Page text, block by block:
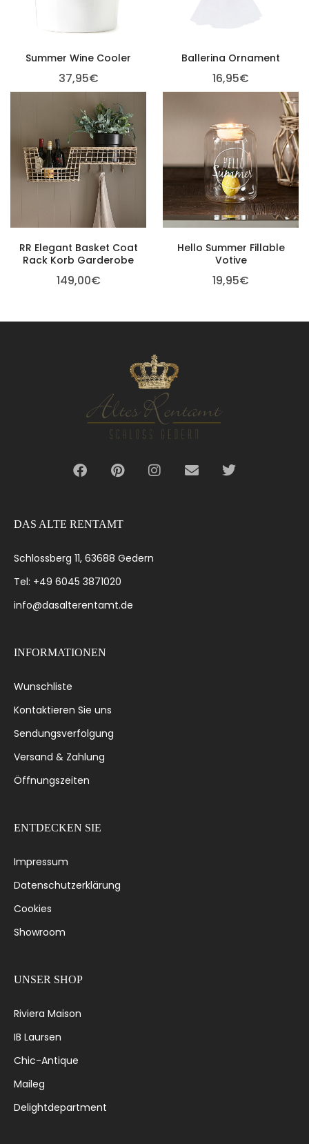
Summer Wine Cooler
37,95€
Ballerina Ornament
16,95€
RR Elegant Basket Coat
Rack Korb Garderobe
149,00€
Hello Summer Fillable
Votive
19,95€
DAS ALTE RENTAMT
Schlossberg 11, 63688 Gedern
Tel: +49 6045 3871020
info@dasalterentamt.de
INFORMATIONEN
Wunschliste
Kontaktieren Sie uns
Sendungsverfolgung
Versand & Zahlung
Öffnungszeiten
ENTDECKEN SIE
Impressum
Datenschutzerklärung
Cookies
Showroom
UNSER SHOP
Riviera Maison
IB Laursen
Chic-Antique
Maileg
Delightdepartment